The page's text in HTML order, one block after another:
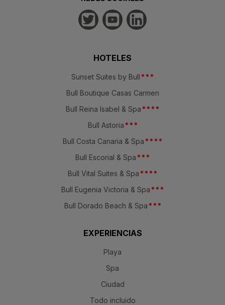
HOTELES
Sunset Suites by Bull * * *
Bull Boutique Casas Carmen
Bull Reina Isabel & Spa * * * *
Bull Astoria * * *
Bull Costa Canaria & Spa * * * *
Bull Escorial & Spa * * *
Bull Vital Suites & Spa * * * *
Bull Eugenia Victoria & Spa * * *
Bull Dorado Beach & Spa * * *
EXPERIENCIAS
Playa
Spa
Ciudad
Todo incluido